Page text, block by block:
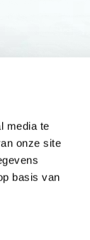
media te
onze site
basis van